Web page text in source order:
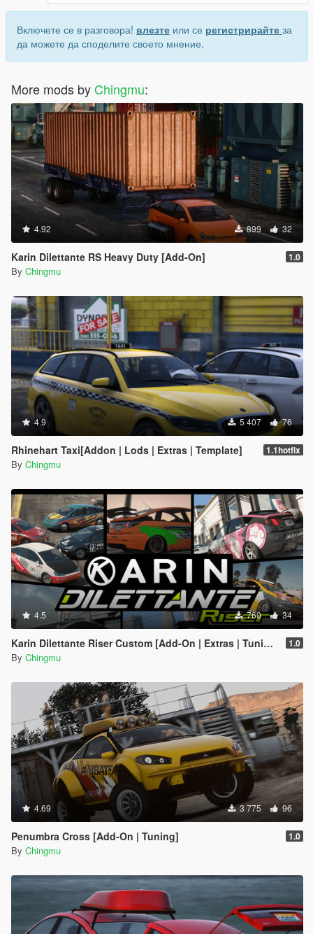
Включете се в разговора! влезте или се регистрирайте за
да можете да споделите своето мнение.
More mods by Chingmu:
4.92 899 32
Karin Dilettante RS Heavy Duty [Add-On] 1.0
By Chingmu
4.9 5 407 76
Rhinehart Taxi[Addon | Lods | Extras | Template] 1.1hotfix
By Chingmu
4.5 760 34
Karin Dilettante Riser Custom [Add-On | Extras | Tuning] 1.0
By Chingmu
4.69 3 775 96
Penumbra Cross [Add-On | Tuning] 1.0
By Chingmu